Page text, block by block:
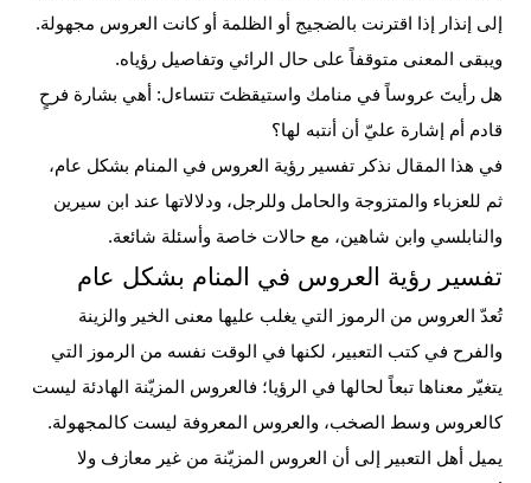
إلى إنذار إذا اقترنت بالضجيج أو الظلمة أو كانت العروس مجهولة.
ويبقى المعنى متوقفاً على حال الرائي وتفاصيل رؤياه.
هل رأيتَ عروساً في منامك واستيقظتَ تتساءل: أهي بشارة فرحٍ
قادم أم إشارة عليّ أن أنتبه لها؟
في هذا المقال نذكر تفسير رؤية العروس في المنام بشكل عام،
ثم للعزباء والمتزوجة والحامل وللرجل، ودلالاتها عند ابن سيرين
والنابلسي وابن شاهين، مع حالات خاصة وأسئلة شائعة.
تفسير رؤية العروس في المنام بشكل عام
تُعدّ العروس من الرموز التي يغلب عليها معنى الخير والزينة
والفرح في كتب التعبير، لكنها في الوقت نفسه من الرموز التي
يتغيّر معناها تبعاً لحالها في الرؤيا؛ فالعروس المزيّنة الهادئة ليست
كالعروس وسط الصخب، والعروس المعروفة ليست كالمجهولة.
يميل أهل التعبير إلى أن العروس المزيّنة من غير معازف ولا